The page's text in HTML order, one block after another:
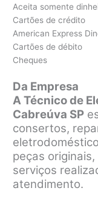
Aceita somente
Cartões de crédito
American Express
Cartões de débito
Cheques
Da Empresa
A Técnico de
Cabreúva SP
consertos,
peças
serviços
atendimento.